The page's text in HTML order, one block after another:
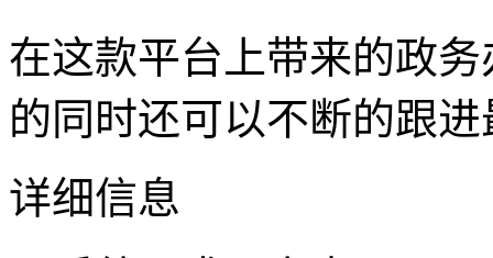
在这款平台上带来的政
的同时还可以不断的跟
详细信息